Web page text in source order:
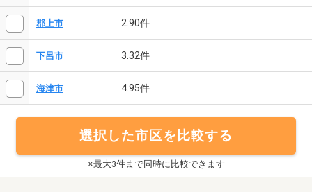
郡上市 2.90件
下呂市 3.32件
海津市 4.95件
選択した市区を比較する
※最大3件まで同時に比較できます